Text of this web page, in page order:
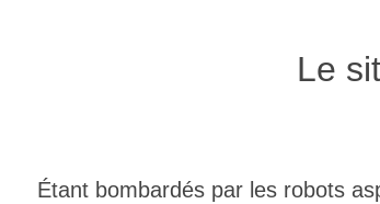
Le
Étant bombardés par les robots